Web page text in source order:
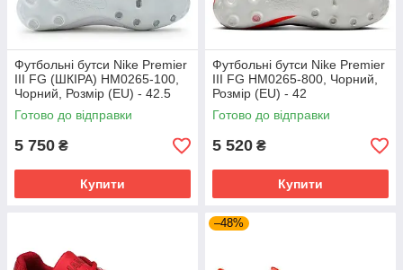
Футбольні бутси Nike Premier
III FG (ШКІРА) HM0265-100,
Чорний, Розмір (EU) - 42.5
Готово до відправки
5 750 ₴
Купити
Футбольні бутси Nike Premier
III FG HM0265-800, Чорний,
Розмір (EU) - 42
Готово до відправки
5 520 ₴
Купити
–48%